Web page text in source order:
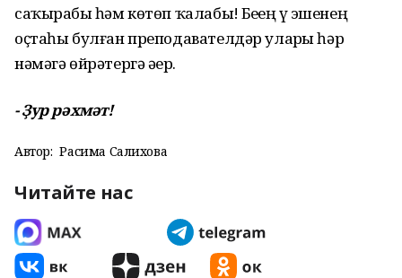
саҡырабыҙ һәм көтөп ҡалабыҙ! Беҙҙең үҙ эшенең
оҫтаһы булған преподавателдәр уларҙы һәр
нәмәгә өйрәтергә әҙер.
- Ҙур рәхмәт!
Автор: Расима Салихова
Читайте нас